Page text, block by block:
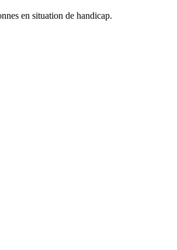
en situation de handicap.